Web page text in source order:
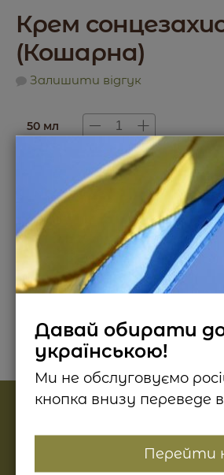
Крем
(Кошарна)
Залишити відгук
50 мл
₴
Описание продукта Способ
Давай обирати
українською!
Ми не обслуговуємо
кнопка внизу переведе
Перейти
Косметика для лица